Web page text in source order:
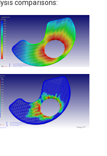
comparisons: